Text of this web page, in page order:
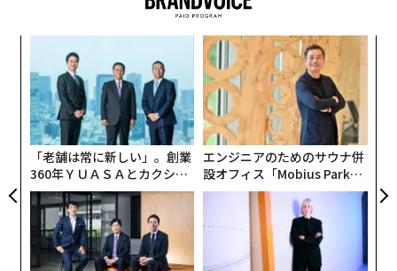
「老舗は常に新しい」。創業
360年ＹＵＡＳＡとカクシン
CEO田尻望が語る、AIを超え
る人の価値
エンジニアのためのサウナ併
設オフィス「Mobius Park」
がオープン──タマディック
が健康経営を徹底する理由